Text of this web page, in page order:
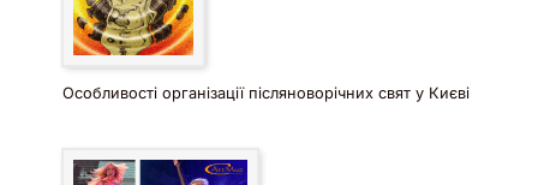
Особливості організації післяноворічних свят у Києві